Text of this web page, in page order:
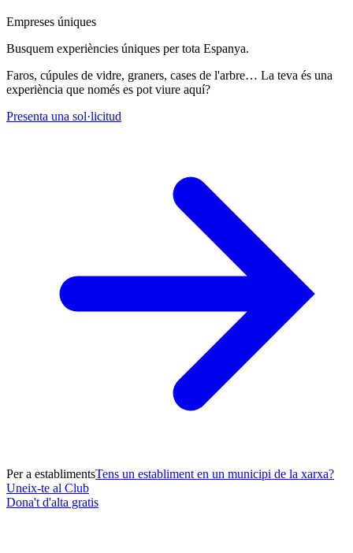
Empreses úniques
Busquem experiències úniques per tota Espanya.
Faros, cúpules de vidre, graners, cases de l'arbre… La teva és una
experiència que només es pot viure aquí?
Presenta una sol·licitud
Per a establimentsTens un establiment en un municipi de la xarxa?
Uneix-te al Club
Dona't d'alta gratis